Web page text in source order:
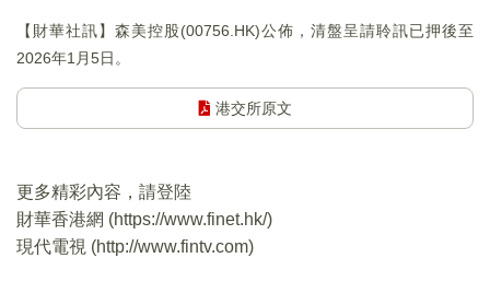
【財華社訊】森美控股(00756.HK)公佈，清盤呈請聆訊已押後至
2026年1月5日。
港交所原文
更多精彩內容，請登陸
財華香港網 (https://www.finet.hk/)
現代電視 (http://www.fintv.com)